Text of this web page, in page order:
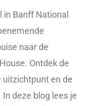
in Banff National
naar de
Ontdek de
uitzichtpunt en de
deze blog lees je